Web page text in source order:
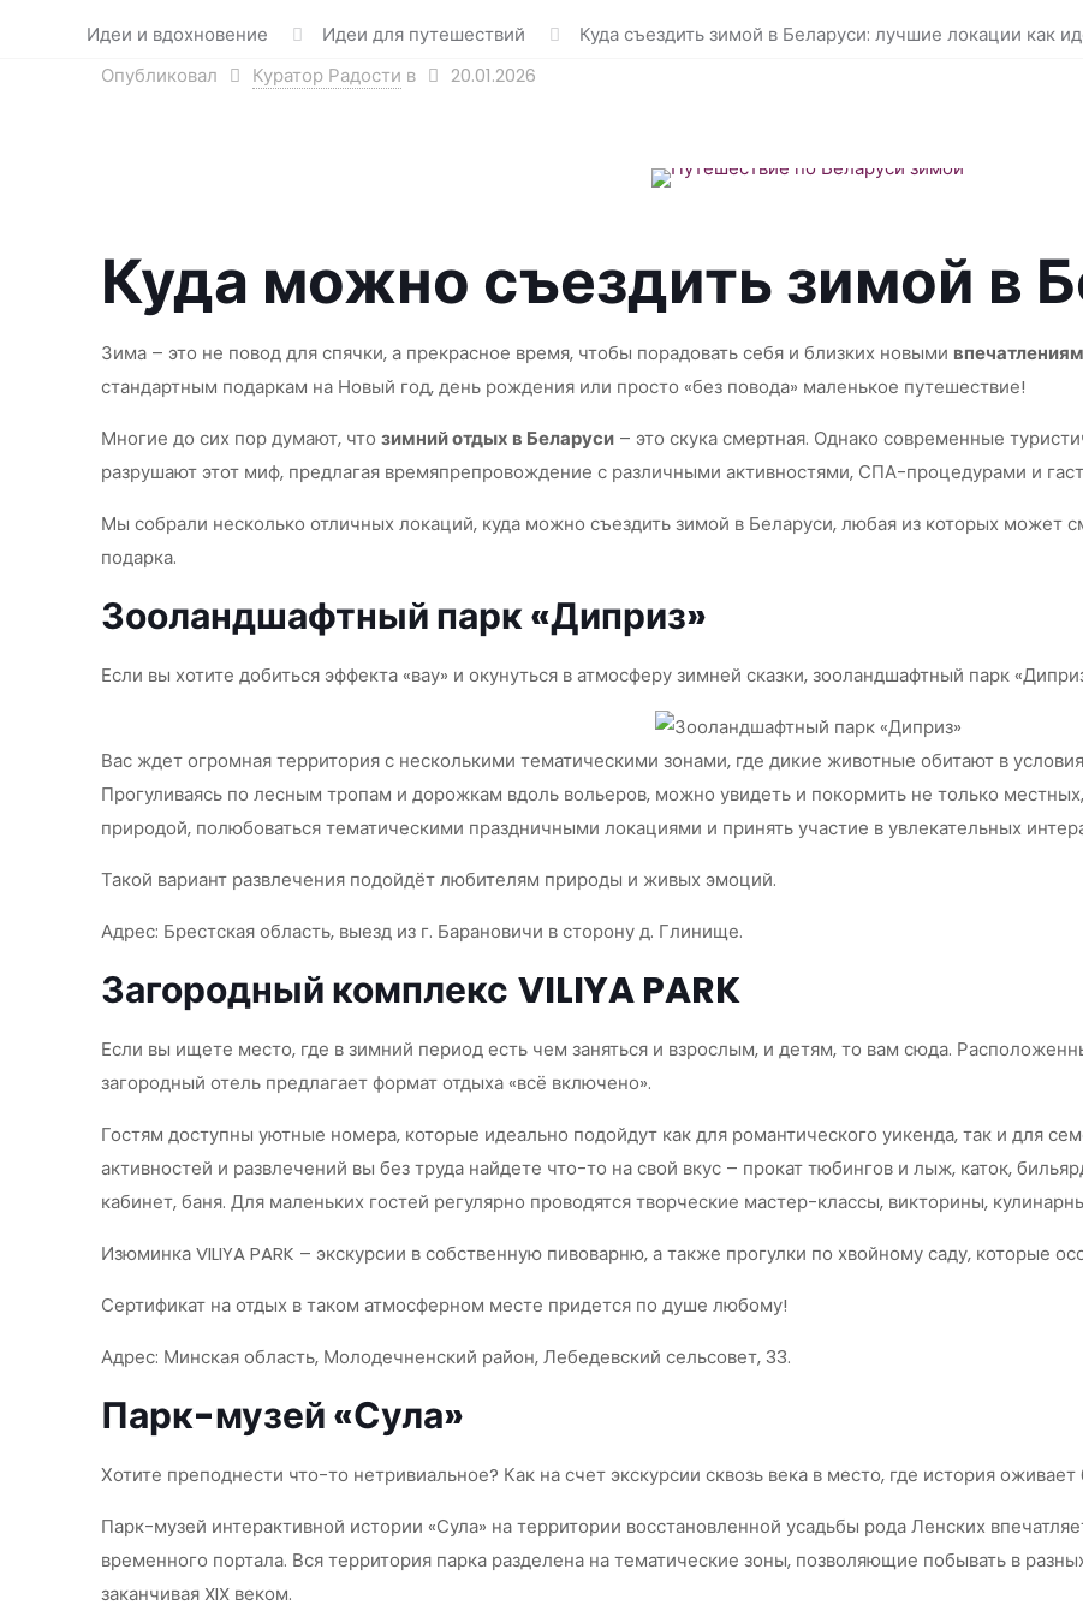
Идеи и вдохновение Идеи для путешествий
Куда съездить зимой в Беларуси: лучшие локации как
Опубликовал
Куратор Радости в 20.01.2026
Куда можно съездить зимой в
Зима – это не повод для спячки, а прекрасное время, чтобы порадовать себя и близких новыми
стандартным подаркам на Новый год, день рождения или просто «без повода» маленькое путешествие!
Многие до сих пор думают, что зимний отдых в Беларуси – это скука смертная. Однако современные
разрушают этот миф, предлагая времяпрепровождение с различными активностями, СПА-процедурами и
Мы собрали несколько отличных локаций, куда можно съездить зимой в Беларуси, любая из которых может
подарка.
Зооландшафтный парк «Диприз»
Если вы хотите добиться эффекта «вау» и окунуться в атмосферу зимней сказки, зооландшафтный парк
Вас ждет огромная территория с несколькими тематическими зонами, где дикие животные обитают в
Прогуливаясь по лесным тропам и дорожкам вдоль вольеров, можно увидеть и покормить не только
природой, полюбоваться тематическими праздничными локациями и принять участие в увлекательных
Такой вариант развлечения подойдёт любителям природы и живых эмоций.
Адрес: Брестская область, выезд из г. Барановичи в сторону д. Глинище.
Загородный комплекс VILIYA PARK
Если вы ищете место, где в зимний период есть чем заняться и взрослым, и детям, то вам сюда.
загородный отель предлагает формат отдыха «всё включено».
Гостям доступны уютные номера, которые идеально подойдут как для романтического уикенда, так и для
активностей и развлечений вы без труда найдете что-то на свой вкус – прокат тюбингов и лыж, каток,
кабинет, баня. Для маленьких гостей регулярно проводятся творческие мастер-классы, викторины,
Изюминка VILIYA PARK – экскурсии в собственную пивоварню, а также прогулки по хвойному саду, которые
Сертификат на отдых в таком атмосферном месте придется по душе любому!
Адрес: Минская область, Молодечненский район, Лебедевский сельсовет, 33.
Парк-музей «Сула»
Хотите преподнести что-то нетривиальное? Как на счет экскурсии сквозь века в место, где история оживает
Парк-музей интерактивной истории «Сула» на территории восстановленной усадьбы рода Ленских
временного портала. Вся территория парка разделена на тематические зоны, позволяющие побывать в
заканчивая XIX веком.